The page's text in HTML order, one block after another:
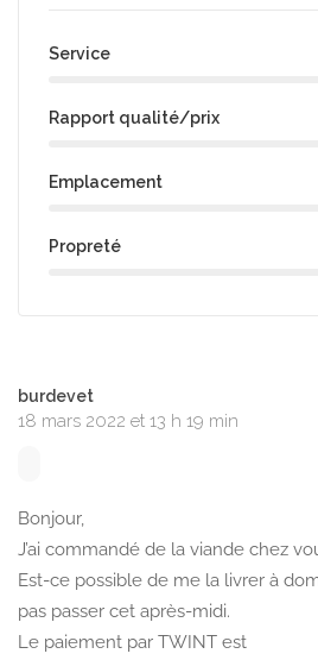
Service
Rapport qualité/prix
Emplacement
Propreté
burdevet
18 mars 2022 et 13 h 19 min
Bonjour,
J’ai commandé de la viande chez
Est-ce possible de me la livrer à
pas passer cet après-midi.
Le paiement par TWINT est